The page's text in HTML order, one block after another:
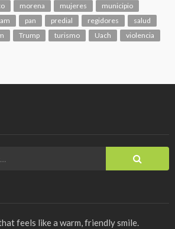
morena mujeres
municipio
pan predial regidores
salud
Trump turismo Uach violencia
feels like a warm, friendly smile.